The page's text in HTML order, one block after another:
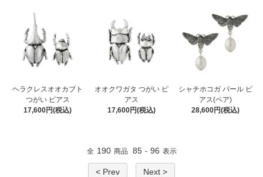
ヘラクレスオオカブト
つがい ピアス
17,600円(税込)
オオクワガタ つがい ピ
アス
17,600円(税込)
シャチホコガ パール ピ
アス(ペア)
28,600円(税込)
全 190 商品 85 - 96 表示
< Prev Next >